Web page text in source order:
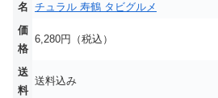
名 チュラル 寿鶴 タビグルメ
価
格
6,280円（税込）
送
料
送料込み